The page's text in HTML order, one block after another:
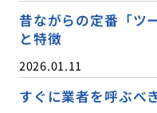
昔ながらの定番「ツ
と特徴
2026.01.11
すぐに業者を呼ぶべ